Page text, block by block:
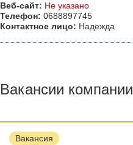
Веб-сайт: Не указано
Телефон: 0688897745
Контактное лицо: Надежда
Вакансии компании
Вакансия